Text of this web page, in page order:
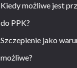
Kiedy możliwe jest
do PPK?
Szczepienie jako
możliwe?